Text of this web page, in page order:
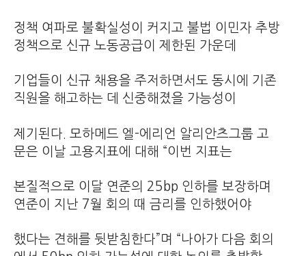
정책 여파로 불확실성이 커지고 불법 이민자 추방
정책으로 신규 노동공급이 제한된 가운데
기업들이 신규 채용을 주저하면서도 동시에 기존
직원을 해고하는 데 신중해졌을 가능성이
제기된다. 모하메드 엘-에리언 알리안츠그룹 고
문은 이날 고용지표에 대해 “이번 지표는
본질적으로 이달 연준의 25bp 인하를 보장하며
연준이 지난 7월 회의 때 금리를 인하했어야
했다는 견해를 뒷받침한다”며 “나아가 다음 회의